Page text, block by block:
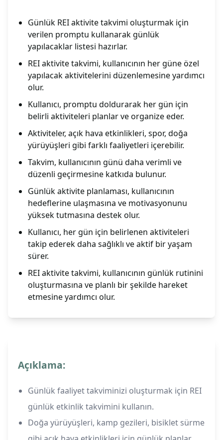
Günlük REI aktivite takvimi oluşturmak için
verilen promptu kullanarak günlük
yapılacaklar listesi hazırlar.
REI aktivite takvimi, kullanıcının her güne özel
yapılacak aktivitelerini düzenlemesine yardımcı
olur.
Kullanıcı, promptu doldurarak her gün için
belirli aktiviteleri planlar ve organize eder.
Aktiviteler, açık hava etkinlikleri, spor, doğa
yürüyüşleri gibi farklı faaliyetleri içerebilir.
Takvim, kullanıcının günü daha verimli ve
düzenli geçirmesine katkıda bulunur.
Günlük aktivite planlaması, kullanıcının
hedeflerine ulaşmasına ve motivasyonunu
yüksek tutmasına destek olur.
Kullanıcı, her gün için belirlenen aktiviteleri
takip ederek daha sağlıklı ve aktif bir yaşam
sürer.
REI aktivite takvimi, kullanıcının günlük rutinini
oluşturmasına ve planlı bir şekilde hareket
etmesine yardımcı olur.
Açıklama:
Günlük faaliyet takviminizi oluşturmak için REI
günlük etkinlik takvimini kullanın.
Doğa yürüyüşleri, kamp gezileri, bisiklet sürme